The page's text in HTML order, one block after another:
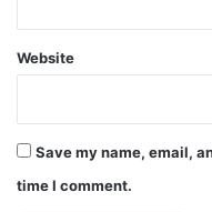
Website
Save my name, email,
time I comment.